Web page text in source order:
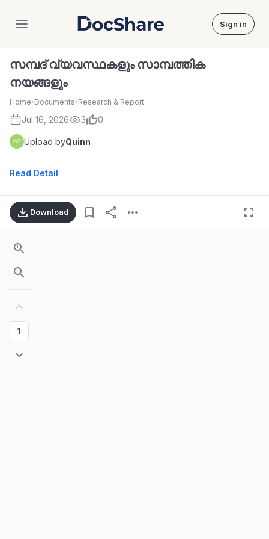
DocShare Sign in
സമ്പദ് വ്യവസ്ഥകളും സാമ്പത്തിക
നയങ്ങളും
Home›Documents›Research & Report
Jul 16, 2026 3 0
Upload byQuinn
Read Detail
Download